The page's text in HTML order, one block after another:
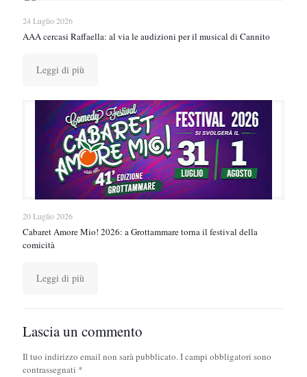
24 Luglio 2026
AAA cercasi Raffaella: al via le audizioni per il musical di Cannito
Leggi di più
20 Luglio 2026
Cabaret Amore Mio! 2026: a Grottammare torna il festival della
comicità
Leggi di più
Lascia un commento
Il tuo indirizzo email non sarà pubblicato.I campi obbligatori sono
contrassegnati *